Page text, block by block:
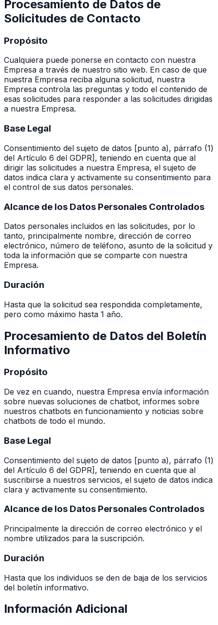
Procesamiento de Datos de
Solicitudes de Contacto
Propósito
Cualquiera puede ponerse en contacto con nuestra
Empresa a través de nuestro sitio web. En caso de que
nuestra Empresa reciba alguna solicitud, nuestra
Empresa controla las preguntas y todo el contenido de
esas solicitudes para responder a las solicitudes dirigidas
a nuestra Empresa.
Base Legal
Consentimiento del sujeto de datos [punto a), párrafo (1)
del Artículo 6 del GDPR], teniendo en cuenta que al
dirigir las solicitudes a nuestra Empresa, el sujeto de
datos indica clara y activamente su consentimiento para
el control de sus datos personales.
Alcance de los Datos Personales Controlados
Datos personales incluidos en las solicitudes, por lo
tanto, principalmente nombre, dirección de correo
electrónico, número de teléfono, asunto de la solicitud y
toda la información que se comparte con nuestra
Empresa.
Duración
Hasta que la solicitud sea respondida completamente,
pero como máximo hasta 1 año.
Procesamiento de Datos del Boletín
Informativo
Propósito
De vez en cuando, nuestra Empresa envía información
sobre nuevas soluciones de chatbot, informes sobre
nuestros chatbots en funcionamiento y noticias sobre
chatbots de todo el mundo.
Base Legal
Consentimiento del sujeto de datos [punto a), párrafo (1)
del Artículo 6 del GDPR], teniendo en cuenta que al
suscribirse a nuestros servicios, el sujeto de datos indica
clara y activamente su consentimiento.
Alcance de los Datos Personales Controlados
Principalmente la dirección de correo electrónico y el
nombre utilizados para la suscripción.
Duración
Hasta que los individuos se den de baja de los servicios
del boletín informativo.
Información Adicional